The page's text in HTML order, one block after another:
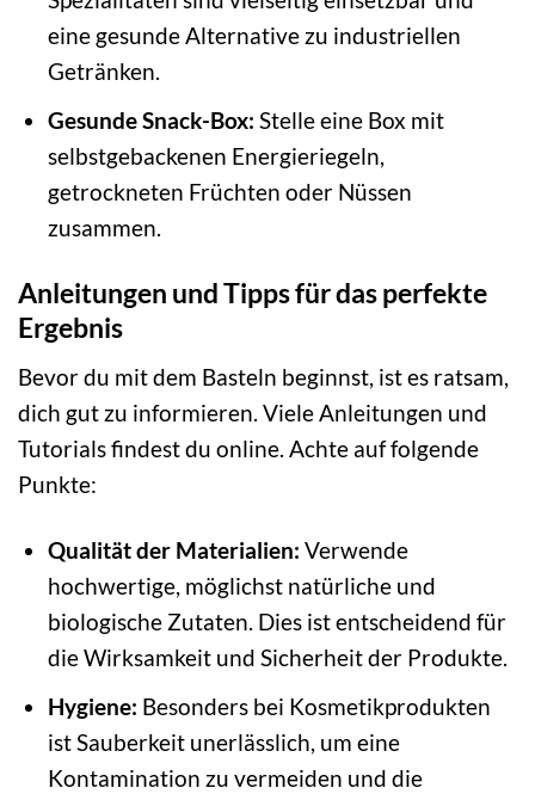
eine gesunde Alternative zu industriellen
Getränken.
Gesunde Snack-Box: Stelle eine Box mit
selbstgebackenen Energieriegeln,
getrockneten Früchten oder Nüssen
zusammen.
Anleitungen und Tipps für das perfekte
Ergebnis
Bevor du mit dem Basteln beginnst, ist es ratsam,
dich gut zu informieren. Viele Anleitungen und
Tutorials findest du online. Achte auf folgende
Punkte:
Qualität der Materialien: Verwende
hochwertige, möglichst natürliche und
biologische Zutaten. Dies ist entscheidend für
die Wirksamkeit und Sicherheit der Produkte.
Hygiene: Besonders bei Kosmetikprodukten
ist Sauberkeit unerlässlich, um eine
Kontamination zu vermeiden und die